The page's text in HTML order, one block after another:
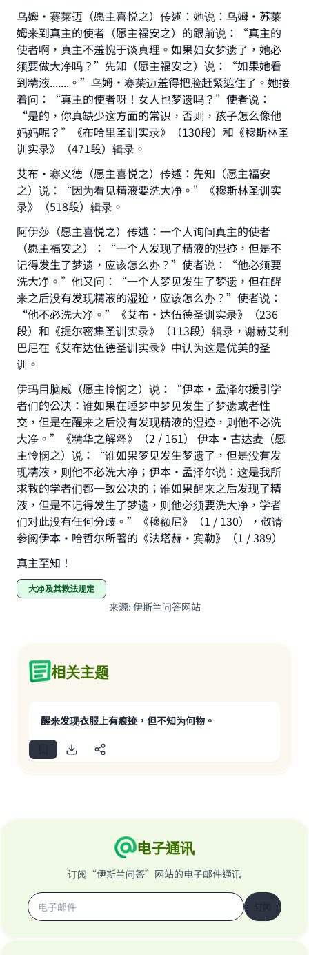
乌姆·赛莱迈（愿主喜悦之）传述：她说：乌姆·苏莱
姆来到真主的使者（愿主福安之）的跟前说：“真主的
使者啊，真主不羞愧于谈真理。如果妇女梦遗了，她必
须要做大净吗？”先知（愿主福安之）说：“如果她看
到精液.......。”乌姆·赛莱迈羞得把脸赶紧遮住了。她接
着问：“真主的使者呀！女人也梦遗吗？”使者说：
“是的，你真缺少这方面的常识，否则，孩子怎么像他
妈妈呢？”《布哈里圣训实录》（130段）和《穆斯林圣
训实录》（471段）辑录。
艾布·赛义德（愿主喜悦之）传述：先知（愿主福安
之）说：“因为看见精液要洗大净。”《穆斯林圣训实
录》（518段）辑录。
阿伊莎（愿主喜悦之）传述：一个人询问真主的使者
（愿主福安之）：“一个人发现了精液的湿迹，但是不
记得发生了梦遗，应该怎么办？”使者说：“他必须要
洗大净。”他又问：“一个人梦见发生了梦遗，但在醒
来之后没有发现精液的湿迹，应该怎么办？”使者说：
“他不必洗大净。”《艾布·达伍德圣训实录》（236
段）和《提尔密集圣训实录》（113段）辑录，谢赫艾利
巴尼在《艾布达伍德圣训实录》中认为这是优美的圣
训。
伊玛目脑威（愿主怜悯之）说：“伊本·孟泽尔援引学
者们的公决：谁如果在睡梦中梦见发生了梦遗或者性
交，但是在醒来之后没有发现精液的湿迹，则他不必洗
大净。”《精华之解释》（2 / 161） 伊本·古达麦（愿
主怜悯之）说：“谁如果梦见发生梦遗了，但是没有发
现精液，则他不必洗大净；伊本·孟泽尔说：这是我所
求教的学者们都一致公决的；谁如果醒来之后发现了精
液，但是不记得发生了梦遗，则他必须要洗大净，学者
们对此没有任何分歧。”《穆额尼》（1 / 130），敬请
参阅伊本·哈哲尔所著的《法塔赫·宾勒》（1 / 389）
真主至知！
大净及其教法规定
来源: 伊斯兰问答网站
相关主题
醒来发现衣服上有痕迹，但不知为何物。
电子通讯
订阅“伊斯兰问答”网站的电子邮件通讯
Make an impact on millions of lives
with your contribution today
Your support is crucial for our mission.
The Prophet (ﷺ) said:
"A person who leads others to doing what is
good will earn the same reward as those who
do it."
(MUSLIM, 1893)
Support IslamQA